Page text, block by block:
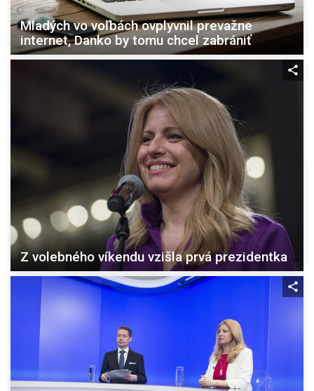
Mladých vo voľbách ovplyvnil prevažne
internet, Danko by tomu chcel zabrániť
Z volebného víkendu vzišla prvá prezidentka